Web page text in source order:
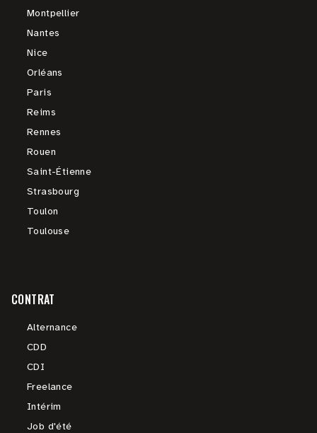
Montpellier
Nantes
Nice
Orléans
Paris
Reims
Rennes
Rouen
Saint-Étienne
Strasbourg
Toulon
Toulouse
CONTRAT
Alternance
CDD
CDI
Freelance
Intérim
Job d'été